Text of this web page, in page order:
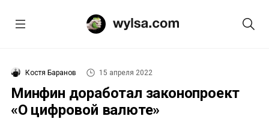
Костя Баранов 15 апреля 2022
Минфин доработал законопроект
«О цифровой валюте»